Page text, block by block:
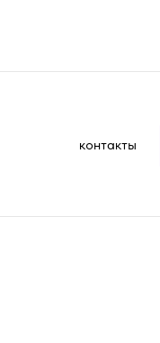
контакты